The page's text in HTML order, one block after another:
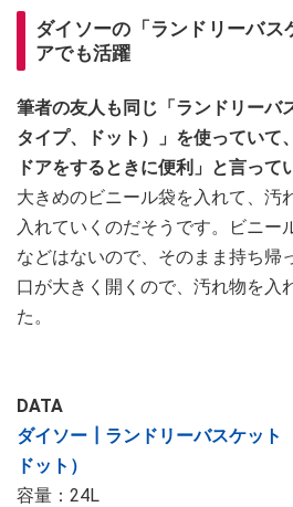
ダイソーの「ランドリーバス
アでも活躍
筆者の友人も同じ「ランドリーバ
タイプ、ドット）」を使っていて
ドアをするときに便利」と言って
大きめのビニール袋を入れて、汚
入れていくのだそうです。ビニー
などはないので、そのまま持ち帰
口が大きく開くので、汚れ物を入
た。
DATA
ダイソー┃ランドリーバスケット
ドット）
容量：24L